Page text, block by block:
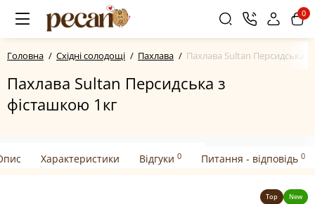
0
Головна Східні солодощі Пахлава Пахлава Sultan Персидська
Пахлава Sultan Персидська з
фісташкою 1кг
Характеристики Відгуки 0 Питання - відповідь 0
Top New